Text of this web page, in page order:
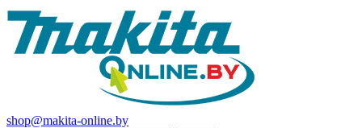
shop@makita-online.by